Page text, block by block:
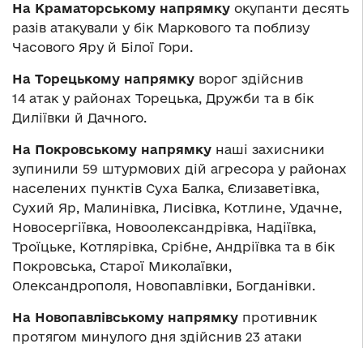
На Краматорському напрямку окупанти десять
разів атакували у бік Маркового та поблизу
Часового Яру й Білої Гори.
На Торецькому напрямку ворог здійснив
14 атак у районах Торецька, Дружби та в бік
Диліївки й Дачного.
На Покровському напрямку наші захисники
зупинили 59 штурмових дій агресора у районах
населених пунктів Суха Балка, Єлизаветівка,
Сухий Яр, Малинівка, Лисівка, Котлине, Удачне,
Новосергіївка, Новоолександрівка, Надіївка,
Троїцьке, Котлярівка, Срібне, Андріївка та в бік
Покровська, Старої Миколаївки,
Олександрополя, Новопавлівки, Богданівки.
На Новопавлівському напрямку противник
протягом минулого дня здійснив 23 атаки